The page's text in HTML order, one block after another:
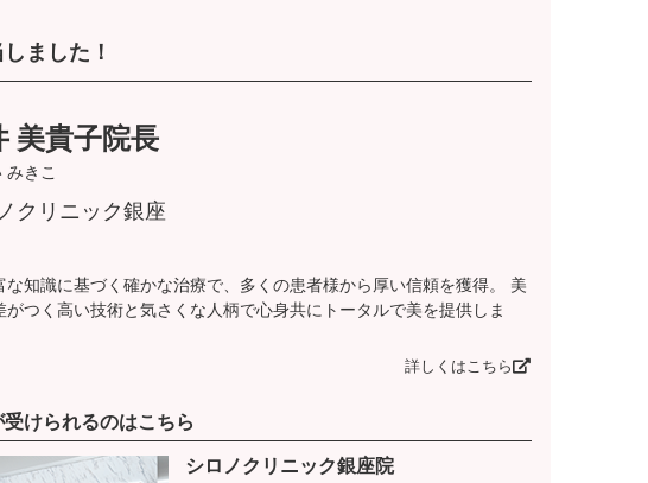
ました！
美貴子院長
みきこ
クリニック銀座
知識に基づく確かな治療で、多くの患者様から厚い信頼を獲得。 美
つく高い技術と気さくな人柄で心身共にトータルで美を提供しま
詳しくはこちら
けられるのはこちら
シロノクリニック銀座院